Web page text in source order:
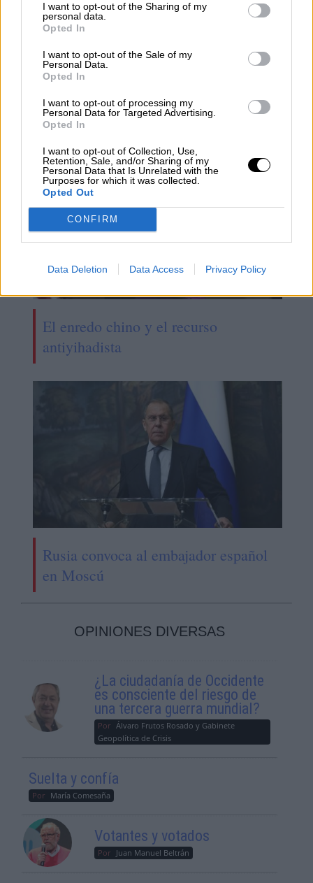
I want to opt-out of the Sharing of my
personal data.
Opted In
I want to opt-out of the Sale of my
Personal Data.
Opted In
I want to opt-out of processing my
Personal Data for Targeted Advertising.
Opted In
I want to opt-out of Collection, Use,
Retention, Sale, and/or Sharing of my
Personal Data that Is Unrelated with the
Purposes for which it was collected.
Opted Out
CONFIRM
Data Deletion Data Access Privacy Policy
La tormenta sobre Taiwan
El enredo chino y el recurso
antiyihadista
Rusia convoca al embajador español
en Moscú
OPINIONES DIVERSAS
¿La ciudadanía de Occidente
es consciente del riesgo de
una tercera guerra mundial?
Por Álvaro Frutos Rosado y Gabinete
Geopolítica de Crisis
Suelta y confía
Por María Comesaña
Votantes y votados
Por Juan Manuel Beltrán